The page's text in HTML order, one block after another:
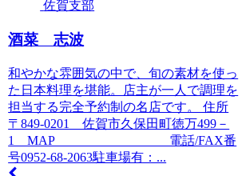
佐賀支部
酒菜 志波
和やかな雰囲気の中で、旬の素材を使っ
た日本料理を堪能。店主が一人で調理を
担当する完全予約制の名店です。 住所
〒849-0201 佐賀市久保田町徳万499－
1 MAP 電話/FAX番
号0952-68-2063駐車場有：...